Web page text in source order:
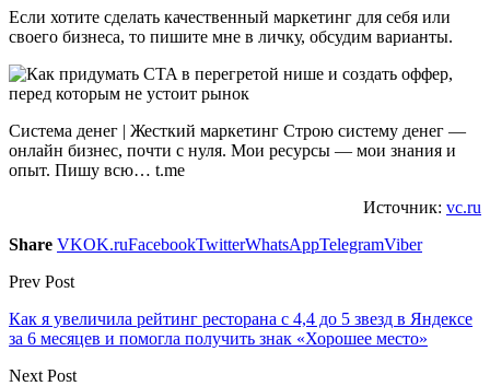
Если хотите сделать качественный маркетинг для себя или
своего бизнеса, то пишите мне в личку, обсудим варианты.
Система денег | Жесткий маркетинг Строю систему денег —
онлайн бизнес, почти с нуля. Мои ресурсы — мои знания и
опыт. Пишу всю… t.me
Источник: vc.ru
Share VKOK.ruFacebookTwitterWhatsAppTelegramViber
Prev Post
Как я увеличила рейтинг ресторана с 4,4 до 5 звезд в Яндексе
за 6 месяцев и помогла получить знак «Хорошее место»
Next Post